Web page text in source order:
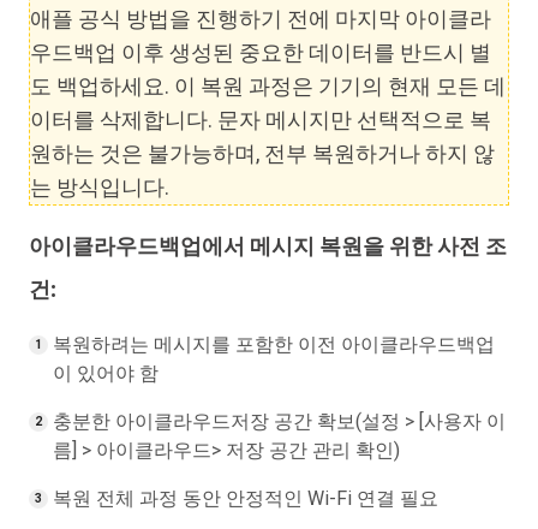
애플 공식 방법을 진행하기 전에 마지막 아이클라
우드백업 이후 생성된 중요한 데이터를 반드시 별
도 백업하세요. 이 복원 과정은 기기의 현재 모든 데
이터를 삭제합니다. 문자 메시지만 선택적으로 복
원하는 것은 불가능하며, 전부 복원하거나 하지 않
는 방식입니다.
아이클라우드백업에서 메시지 복원을 위한 사전 조
건:
복원하려는 메시지를 포함한 이전 아이클라우드백업
이 있어야 함
충분한 아이클라우드저장 공간 확보(설정 > [사용자 이
름] > 아이클라우드> 저장 공간 관리 확인)
복원 전체 과정 동안 안정적인 Wi-Fi 연결 필요